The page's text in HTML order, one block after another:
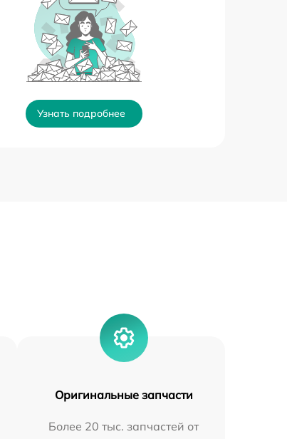
Узнать подробнее
Оригинальные запчасти
Более 20 тыс. запчастей от